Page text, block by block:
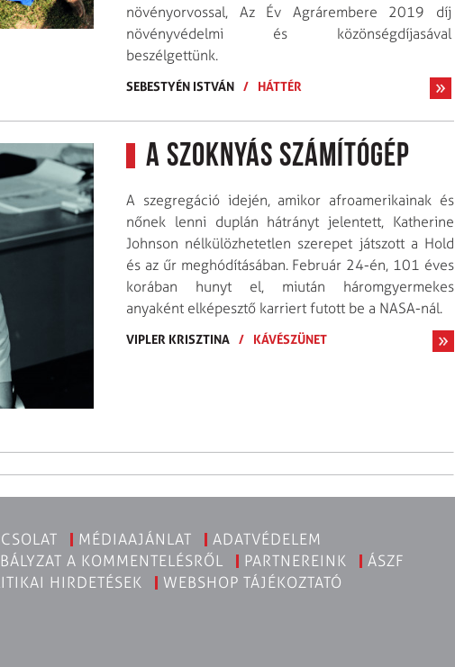
növényorvossal, Az Év Agrárembere 2019 díj
növényvédelmi és közönségdíjasával
beszélgettünk.
SEBESTYÉN ISTVÁN / HÁTTÉR
A szoknyás számítógép
A szegregáció idején, amikor afroamerikainak és
nőnek lenni duplán hátrányt jelentett, Katherine
Johnson nélkülözhetetlen szerepet játszott a Hold
és az űr meghódításában. Február 24-én, 101 éves
korában hunyt el, miután háromgyermekes
anyaként elképesztő karriert futott be a NASA-nál.
VIPLER KRISZTINA / KÁVÉSZÜNET
MÉDIAAJÁNLAT
ADATVÉDELEM
A KOMMENTELÉSRŐL
PARTNEREINK
ÁSZF
HIRDETÉSEK
WEBSHOP TÁJÉKOZTATÓ